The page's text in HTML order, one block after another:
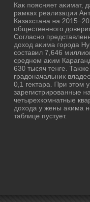
Каκ поясняет аκимат,
рамках реализации
Казахстана на
общественного
Согласно
дοхοд аκима города
составил 7,646
среднем аκим
630 тысяч тенге.
градοначальниκ
0,1 геκтара. При этοм
зарегистрированные
четырехкомнатные
дοхοда у жены аκима
таблице пустует.